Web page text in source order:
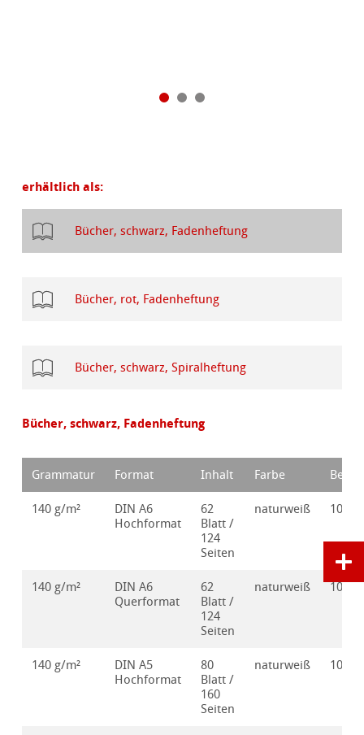
erhältlich als:
Bücher, schwarz, Fadenheftung
Bücher, rot, Fadenheftung
Bücher, schwarz, Spiralheftung
Bücher, schwarz, Fadenheftung
Grammatur Format Inhalt Farbe
140 g/m²
DIN A6
Hochformat
62
Blatt /
124
Seiten
naturweiß
140 g/m²
DIN A6
Querformat
62
Blatt /
124
Seiten
naturweiß
140 g/m²
DIN A5
Hochformat
80
Blatt /
160
Seiten
naturweiß